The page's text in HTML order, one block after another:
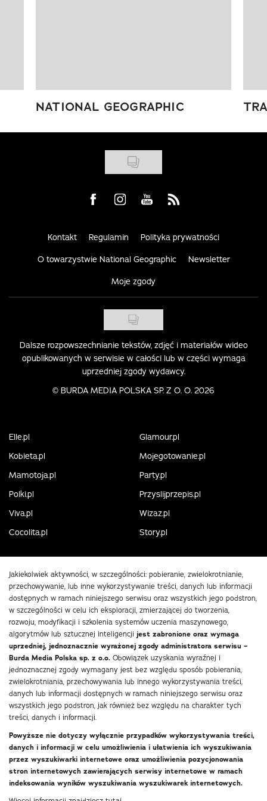
NATIONAL GEOGRAPHIC
Visit us on Facebook
Visit us on Instagram
Visit us on Youtube
Visit us on Rss
Kontakt Regulamin Polityka prywatności
O towarzystwie National Geographic Newsletter
Moje zgody
Dalsze rozpowszechnianie tekstów, zdjęć i materiałów wideo
opublikowanych w serwisie w całości lub w części wymaga
uprzedniej zgody wydawcy.
© BURDA MEDIA POLSKA SP. Z O. O. 2026
Elle.pl
Glamour.pl
Kobieta.pl
Mojegotowanie.pl
Mamotoja.pl
Party.pl
Polki.pl
Przyslijprzepis.pl
Viva.pl
Wizaz.pl
Cocolita.pl
Story.pl
Jakiekolwiek aktywności, w szczególności: pobieranie, zwielokrotnianie,
przechowywanie, lub inne wykorzystywanie treści, danych lub informacji
dostępnych w ramach niniejszego serwisu oraz wszystkich jego podstron,
w szczególności w celu ich eksploracji, zmierzającej do tworzenia,
rozwoju, modyfikacji i szkolenia systemów uczenia maszynowego,
algorytmów lub sztucznej inteligencji jest zabronione oraz wymaga
uprzedniej, jednoznacznie wyrażonej zgody administratora serwisu –
Burda Media Polska sp. z o.o. Obowiązek uzyskania wyraźnej i
jednoznacznej zgody wymagany jest bez względu sposób pobierania,
zwielokrotniania, przechowywania lub innego wykorzystywania treści,
danych lub informacji dostępnych w ramach niniejszego serwisu oraz
wszystkich jego podstron, jak również bez względu na charakter tych
treści, danych i informacji.
Powyższe nie dotyczy wyłącznie przypadków wykorzystywania treści,
danych i informacji w celu umożliwienia i ułatwienia ich wyszukiwania
przez wyszukiwarki internetowe oraz umożliwienia pozycjonowania
stron internetowych zawierających serwisy internetowe w ramach
indeksowania wyników wyszukiwania wyszukiwarek internetowych.